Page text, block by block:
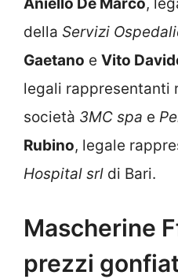
della Servizi
Gaetano e Vito
legali rappresentanti
società 3MC spa e
Rubino, legale
Hospital srl di Bari.
Mascherine
prezzi